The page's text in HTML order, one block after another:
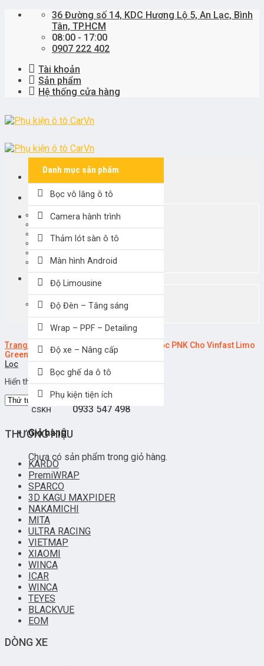
Skip
36 Đường số 14, KDC Hương Lộ 5, An Lạc, Bình
Tân, TP.HCM
08:00 - 17:00
0907 222 402
Tài khoản
Sản phẩm
Hệ thống cửa hàng
Tìm
kiếm:
0907 330038
CSKH 0933 547 498
Giỏ hàng
Chưa có sản phẩm trong giỏ hàng.
Danh mục sản phẩm
Bọc vô lăng ô tô
Camera hành trình
Thảm lót sàn ô tô
Màn hình Android
Độ Limousine
Độ Đèn – Tăng sáng
Wrap – PPF – Detailing
Độ xe – Nâng cấp
Bọc ghế da ô tô
Phụ kiện tiện ích
Khách hàng đại lý
KARDO
SPARCO
3D KAGU MAXPIDER
MITA
KHÁC
Giỏ hàng
Chưa có sản phẩm trong giỏ hàng.
Trang chủ
Sản phẩm được gắn thẻ “Phuộc PNK Cho Vinfast Limo
Green”
Lọc
Hiển thị kết quả duy nhất
THƯƠNG HIỆU
KARDO
PremiWRAP
SPARCO
3D KAGU MAXPIDER
NAKAMICHI
MITA
ULTRA RACING
VIETMAP
XIAOMI
WINCA
ICAR
WINCA
TEYES
BLACKVUE
EOM
DÒNG XE